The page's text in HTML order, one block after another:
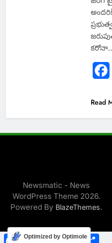
Read
Newsmatic - News
WordPress Theme 2026.
Powered By BlazeThemes.
FacebookWhatsApp
TwitterTelegram
Optimized by Optimole